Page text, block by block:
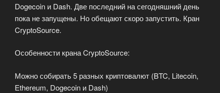
Dogecoin и Dash. Две последний на сегодняшний день
пока не запущены. Но обещают скоро запустить. Кран
CryptoSource.
Особенности крана CryptoSource:
Можно собирать 5 разных криптовалют (BTC, Litecoin,
Ethereum, Dogecoin и Dash)